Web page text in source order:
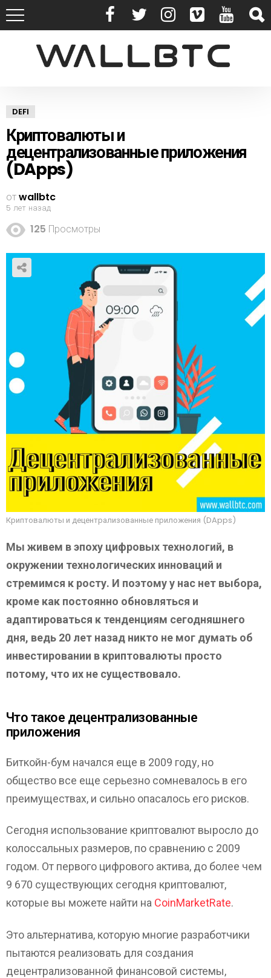
DEFI
Криптовалюты и
децентрализованные приложения
(DApps)
отwallbtc
5 лет назад
125 Просмотры
Криптовалюты и децентрализованные приложения (DApps)
Мы живем в эпоху цифровых технологий, в
окружении технологических инноваций и
стремимся к росту. И поэтому у нас нет выбора,
кроме как постоянно обновляться и
адаптироваться к тенденциям сегодняшнего
дня, ведь 20 лет назад никто не мог думать об
инвестировании в криптовалюты просто
потому, что их не существовало.
Что такое децентрализованные
приложения
Биткойн-бум начался еще в 2009 году, но
общество все еще серьезно сомневалось в его
преимуществах, и сильно опасалось его рисков.
Сегодня использование криптовалют выросло до
колоссальных размеров, по сравнению с 2009
годом. От первого цифрового актива, до более чем
9 670 существующих сегодня криптовалют,
которые вы можете найти на CoinMarketRate.
Это альтернатива, которую многие разработчики
пытаются реализовать для создания
децентрализованной финансовой системы,